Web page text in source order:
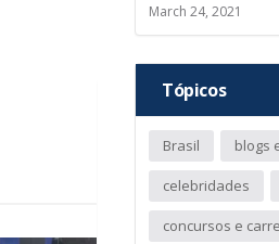
March 24, 2021
Tópicos
Brasil blogs
celebridades
concursos e